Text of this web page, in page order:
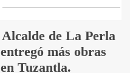
Alcalde de La Perla
entregó más obras
en Tuzantla.